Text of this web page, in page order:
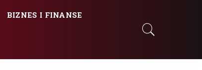
BIZNES I FINANSE